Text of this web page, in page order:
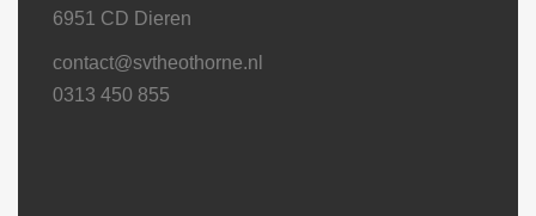
6951 CD Dieren
contact@svtheothorne.nl
0313 450 855